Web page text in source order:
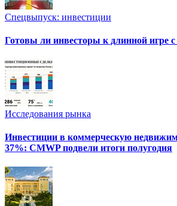
Спецвыпуск: инвестиции
Готовы ли инвесторы к длинной игре
Исследования рынка
Инвестиции в коммерческую
37%: CMWP подвели итоги полугодия